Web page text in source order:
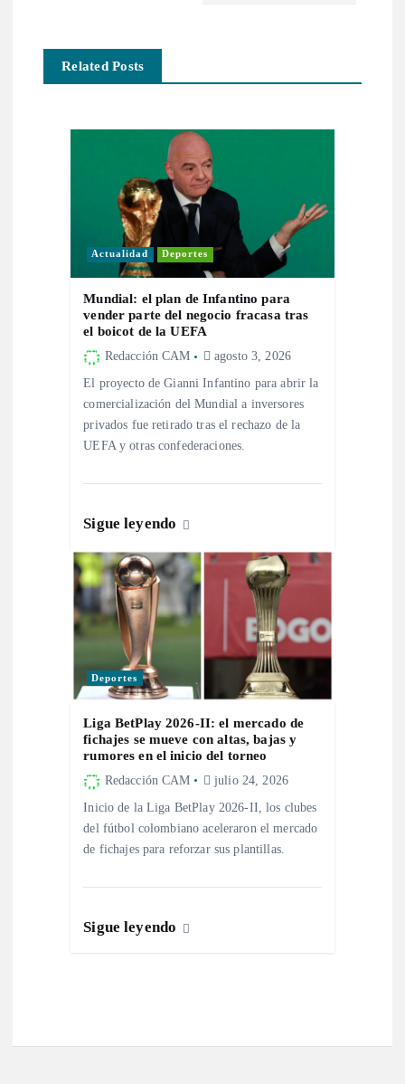
Related Posts
Actualidad Deportes
Mundial: el plan de Infantino para
vender parte del negocio fracasa tras
el boicot de la UEFA
Redacción CAM agosto 3, 2026
El proyecto de Gianni Infantino para abrir la
comercialización del Mundial a inversores
privados fue retirado tras el rechazo de la
UEFA y otras confederaciones.
Sigue leyendo
Deportes
Liga BetPlay 2026-II: el mercado de
fichajes se mueve con altas, bajas y
rumores en el inicio del torneo
Redacción CAM julio 24, 2026
Inicio de la Liga BetPlay 2026-II, los clubes
del fútbol colombiano aceleraron el mercado
de fichajes para reforzar sus plantillas.
Sigue leyendo